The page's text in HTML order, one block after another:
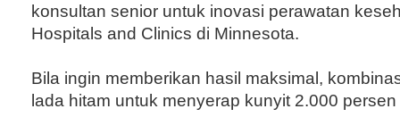
konsultan senior untuk inovasi perawatan
Hospitals and Clinics di Minnesota.
Bila ingin memberikan hasil maksimal,
lada hitam untuk menyerap kunyit 2.000